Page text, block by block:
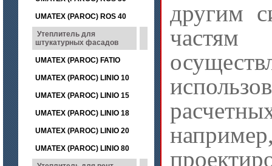
UMATEX (PAROC) ROS 40
Утеплитель для
штукатурных фасадов
UMATEX (PAROC) FATIO
UMATEX (PAROC) LINIO 10
UMATEX (PAROC) LINIO 15
UMATEX (PAROC) LINIO 18
UMATEX (PAROC) LINIO 20
UMATEX (PAROC) LINIO 80
другим